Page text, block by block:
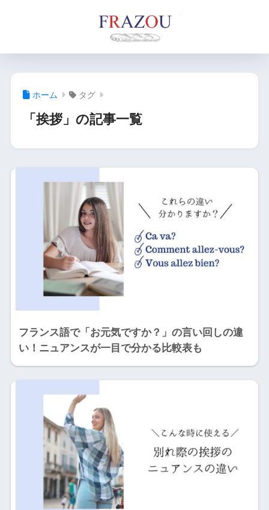
ホーム タグ
「挨拶」の記事一覧
フランス語で「お元気ですか？」の言い回しの違
い！ニュアンスが一目で分かる比較表も